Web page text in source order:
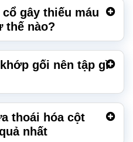
gây thiếu máu
thế nào?
gối nên tập gì
thoái hóa cột
nhất